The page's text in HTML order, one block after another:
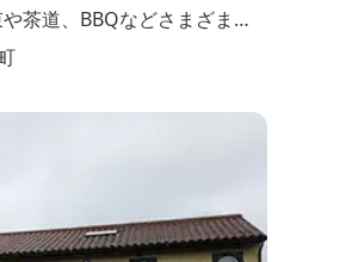
茶道、BBQなどさまざまな